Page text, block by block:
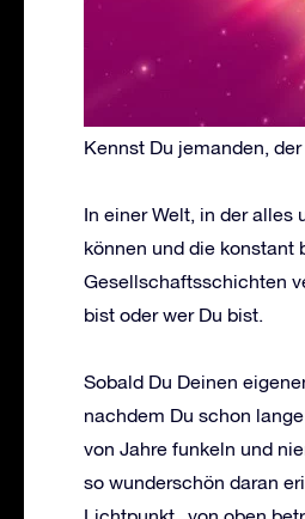
Kennst Du jemanden,
In einer Welt, in der alles
können und die konstant
Gesellschaftsschichten
bist oder wer Du bist.
Sobald Du Deinen
nachdem Du schon
von Jahre funkeln und
so wunderschön daran